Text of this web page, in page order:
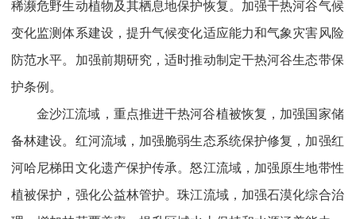
稀濒危野生动植物及其栖息地保护恢复。加强干热河谷气候
变化监测体系建设，提升气候变化适应能力和气象灾害风险
防范水平。加强前期研究，适时推动制定干热河谷生态带保
护条例。
金沙江流域，重点推进干热河谷植被恢复，加强国家储
备林建设。红河流域，加强脆弱生态系统保护修复，加强红
河哈尼梯田文化遗产保护传承。怒江流域，加强原生地带性
植被保护，强化公益林管护。珠江流域，加强石漠化综合治